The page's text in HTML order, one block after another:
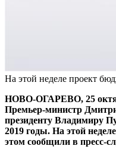
На этой неделе проект
НОВО-ОГАРЕВО, 25
Премьер-министр
президенту Владимиру
2019 годы. На этой
этом сообщили в пресс-